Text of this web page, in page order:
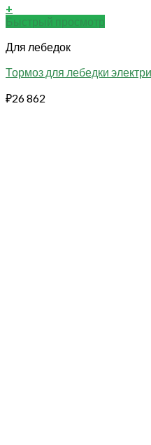
+
Быстрый просмотр
Для лебедок
Тормоз для лебедки
₽26 862